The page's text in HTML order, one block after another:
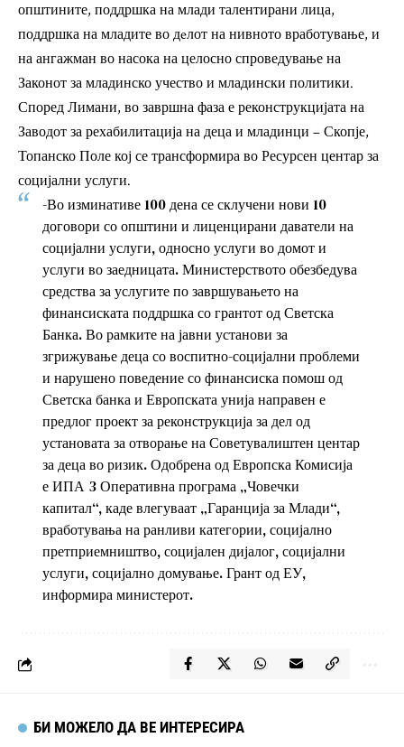
општините, поддршка на млади талентирани лица,
поддршка на младите во дeлот на нивното вработување, и
на ангажман во насока на целосно спроведување на
Законот за младинско учество и младински политики.
Според Лимани, во завршна фаза е реконструкцијата на
Заводот за рехабилитација на деца и младинци – Скопје,
Топанско Поле кој се трансформира во Ресурсен центар за
социјални услуги.
-Во изминативе 100 дена се склучени нови 10
договори со општини и лиценцирани даватели на
социјални услуги, односно услуги во домот и
услуги во заедницата. Министерството обезбедува
средства за услугите по завршувањето на
финансиската поддршка со грантот од Светска
Банка. Во рамките на јавни установи за
згрижување деца со воспитно-социјални проблеми
и нарушено поведение со финансиска помош од
Светска банка и Европската унија направен е
предлог проект за реконструкција за дел од
установата за отворање на Советувалиштен центар
за деца во ризик. Одобрена од Европска Комисија
е ИПА 3 Оперативна програма „Човечки
капитал“, каде влегуваат „Гаранција за Млади“,
вработувања на ранливи категории, социјално
претприемништво, социјален дијалог, социјални
услуги, социјално домување. Грант од ЕУ,
информира министерот.
БИ МОЖЕЛО ДА ВЕ ИНТЕРЕСИРА